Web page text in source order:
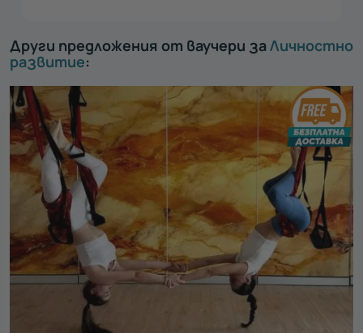
Други предложения от ваучери заЛичностно
развитие: